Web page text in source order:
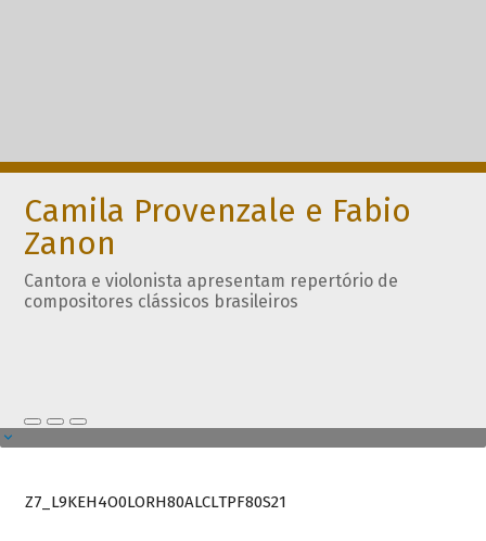
Camila Provenzale e Fabio
Zanon
Cantora e violonista apresentam repertório de
compositores clássicos brasileiros
Z7_L9KEH4O0LORH80ALCLTPF80S21